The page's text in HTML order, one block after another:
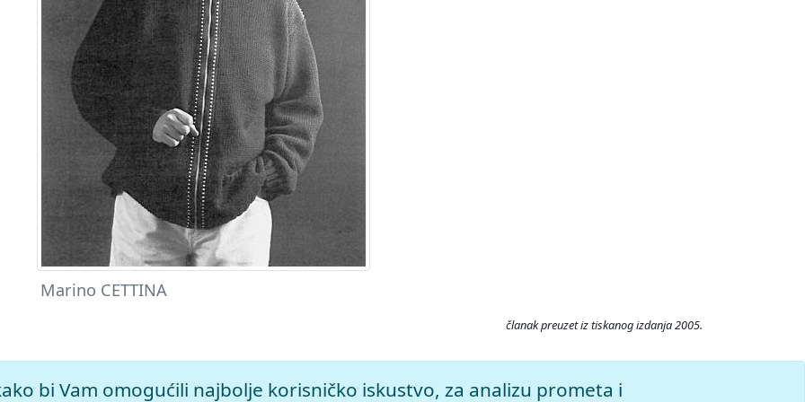
Marino CETTINA
članak preuzet iz tiskanog izdanja 2005.
izdanje.
Leksikografski zavod Miroslav Krleža, 2026. Pristupljeno 8.8.2026.
bi Vam omogućili najbolje korisničko iskustvo, za analizu prometa i